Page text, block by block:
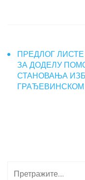
ПРЕДЛОГ
ЗА ДОДЕЛУ
СТАНОВАЊА